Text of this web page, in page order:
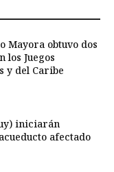
Mayora obtuvo dos
los Juegos
y del Caribe
iniciarán
afectado